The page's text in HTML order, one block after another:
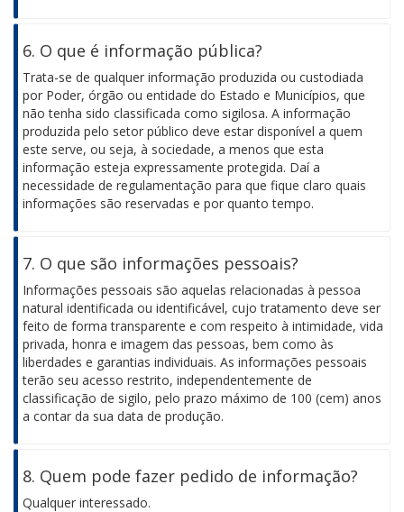
6. O que é informação pública?
Trata-se de qualquer informação produzida ou custodiada
por Poder, órgão ou entidade do Estado e Municípios, que
não tenha sido classificada como sigilosa. A informação
produzida pelo setor público deve estar disponível a quem
este serve, ou seja, à sociedade, a menos que esta
informação esteja expressamente protegida. Daí a
necessidade de regulamentação para que fique claro quais
informações são reservadas e por quanto tempo.
7. O que são informações pessoais?
Informações pessoais são aquelas relacionadas à pessoa
natural identificada ou identificável, cujo tratamento deve ser
feito de forma transparente e com respeito à intimidade, vida
privada, honra e imagem das pessoas, bem como às
liberdades e garantias individuais. As informações pessoais
terão seu acesso restrito, independentemente de
classificação de sigilo, pelo prazo máximo de 100 (cem) anos
a contar da sua data de produção.
8. Quem pode fazer pedido de informação?
Qualquer interessado.